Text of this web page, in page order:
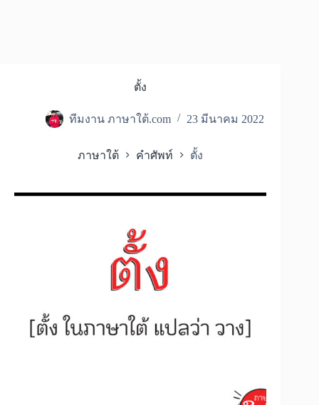
ตั้ง
ทีมงาน ภาษาใต้.com 23 มีนาคม 2022
ภาษาใต้ คำศัพท์ ตั้ง